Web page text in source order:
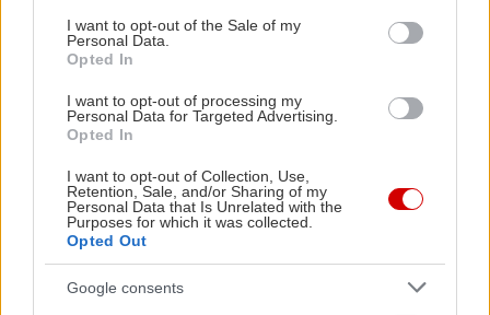
consent section.
I want to opt-out of the Sale of my
Personal Data.
Opted In
I want to opt-out of processing my
Personal Data for Targeted Advertising.
Opted In
I want to opt-out of Collection, Use,
Retention, Sale, and/or Sharing of my
Personal Data that Is Unrelated with the
Purposes for which it was collected.
Opted Out
Google consents
στα ταβερνάκια της πλατανοσκέπαστης πλατείας,
και για την υπέροχη διαδρομή μέσα από το δάσος
Πού θα μείνουμε;
Στα κουκλίστικα δωμάτια του Ξενώνα
Μαυροδήμοςστην Αγόριανη (από 63€ το δίκλινο)
στο σούπερ low budgetΧάνι του Ζεμενούλίγο
έξω από την Αράχωβα (38€ το δίκλινο), στα